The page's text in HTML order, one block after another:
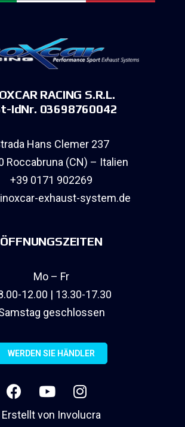
RACING S.R.L.
IdNr. 03698760042
Hans Clemer 237
Roccabruna (CN) – Italien
+39 0171 902269
exhaust-system.de
ÖFFNUNGSZEITEN
Mo – Fr
12.00 | 13.30-17.30
geschlossen
WERDEN SIE HÄNDLER
Erstellt von Involucra